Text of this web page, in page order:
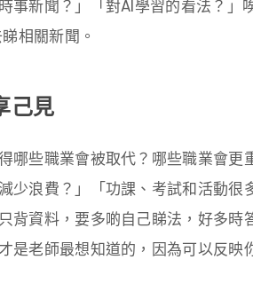
事新聞？」「對AI學習的看法？
相關新聞。
己見
哪些職業會被取代？哪些職業會更
少浪費？」「功課、考試和活動很
背資料，要多啲自己睇法，好多時
是老師最想知道的，因為可以反映